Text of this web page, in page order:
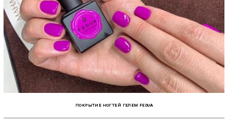
ПОКРЫТИЕ НОГТЕЙ ГЕЛЕМ FEDUA